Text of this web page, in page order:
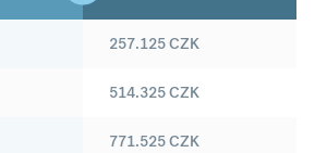
257.125CZK
514.325CZK
771.525CZK